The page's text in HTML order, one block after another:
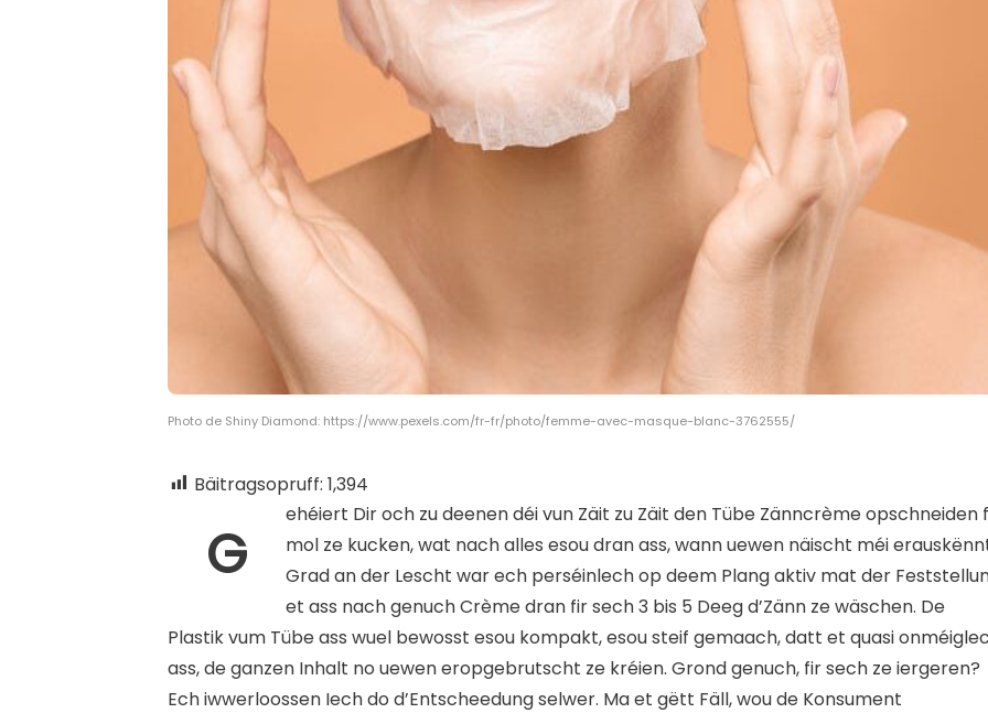
Photo de Shiny Diamond: https://www.pexels.com/fr-fr/photo/femme-avec-masque-blanc-3762555/
Bäitragsopruff: 1,394
G
ehéiert Dir och zu deenen déi vun Zäit zu Zäit den Tübe Zänncrème opschneiden
mol ze kucken, wat nach alles esou dran ass, wann uewen näischt méi
Grad an der Lescht war ech perséinlech op deem Plang aktiv mat der
et ass nach genuch Crème dran fir sech 3 bis 5 Deeg d’Zänn ze wäschen. De
Plastik vum Tübe ass wuel bewosst esou kompakt, esou steif gemaach, datt et quasi
ass, de ganzen Inhalt no uewen eropgebrutscht ze kréien. Grond genuch, fir sech ze iergeren?
Ech iwwerloossen Iech do d’Entscheedung selwer. Ma et gëtt Fäll, wou de Konsument